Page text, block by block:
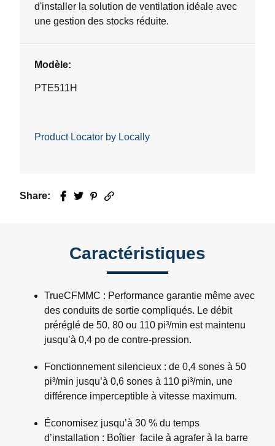
d'installer la solution de ventilation idéale avec
une gestion des stocks réduite.
Modèle:
PTE511H
Product Locator by Locally
Share: Facebook
TwitterPinterest
Email
Caractéristiques
TrueCFMMC : Performance garantie même avec
des conduits de sortie compliqués. Le débit
préréglé de 50, 80 ou 110 pi³/min est maintenu
jusqu’à 0,4 po de contre-pression.
Fonctionnement silencieux : de 0,4 sones à 50
pi³/min jusqu’à 0,6 sones à 110 pi³/min, une
différence imperceptible à vitesse maximum.
Économisez jusqu’à 30 % du temps
d’installation : Boîtier facile à agrafer à la barre